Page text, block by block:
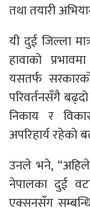
तथा तयारी
यी दुई जिल्ला
हावाको
यसतर्फ
परिवर्तनसँगै
निकाय र
अपरिहार्य रहेको
उनले भने, “अहिले
नेपालका दुई
एक्सनसँग